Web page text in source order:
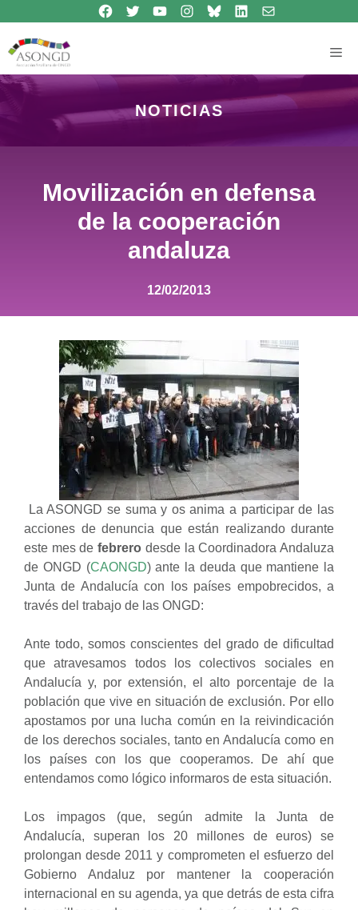
contenido
Síguenos en Facebook
Síguenos en TwitterSíguenos en Youtube
Síguenos en Instagram
Bluesky
Síguenos en Linkedincontacto
NOTICIAS
Movilización en defensa
de la cooperación
andaluza
12/02/2013
La ASONGD se suma y os anima a participar de las
acciones de denuncia que están realizando durante
este mes defebrero desde la Coordinadora Andaluza
de ONGD (CAONGD) ante la deuda que mantiene la
Junta de Andalucía con los países empobrecidos, a
través del trabajo de las ONGD:
Ante todo, somos conscientes del grado de dificultad
que atravesamos todos los colectivos sociales en
Andalucía y, por extensión, el alto porcentaje de la
población que vive en situación de exclusión. Por ello
apostamos por una lucha común en la reivindicación
de los derechos sociales, tanto en Andalucía como en
los países con los que cooperamos. De ahí que
entendamos como lógico informaros de esta situación.
Los impagos (que, según admite la Junta de
Andalucía, superan los 20 millones de euros) se
prolongan desde 2011 y comprometen el esfuerzo del
Gobierno Andaluz por mantener la cooperación
internacional en su agenda, ya que detrás de esta cifra